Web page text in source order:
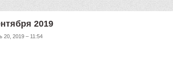
2019
20, 2019 – 11:54